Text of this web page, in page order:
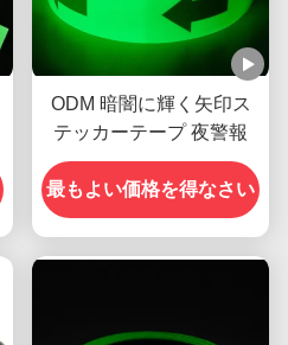
ODM 暗闇に輝く矢印ス
テッカーテープ 夜警報
最もよい価格を得なさい